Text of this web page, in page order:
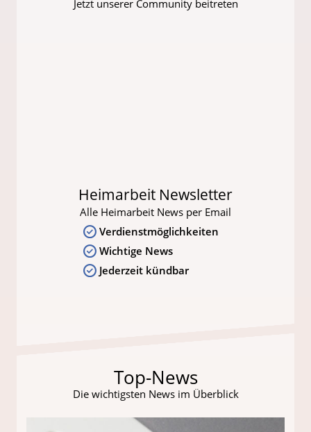
Jetzt unserer Community beitreten
Heimarbeit Newsletter
Alle Heimarbeit News per Email
Verdienstmöglichkeiten
Wichtige News
Jederzeit kündbar
Top-News
Die wichtigsten News im Überblick